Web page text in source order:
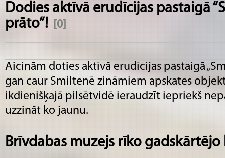
Dodies aktīvā erudīcijas pastaigā
prāto”!
[0]
Aicinām doties aktīvā erudīcijas pastaigā
gan caur Smiltenē zināmiem apskates
ikdienišķajā pilsētvidē ieraudzīt iepriekš
uzzināt ko jaunu.
Brīvdabas muzejs rīko